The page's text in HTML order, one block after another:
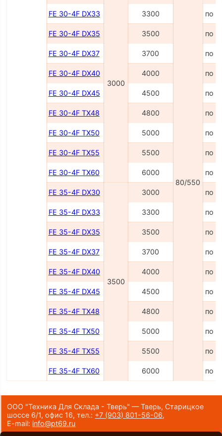
3000
80/550
FE 30-4F DX33 3300 по
FE 30-4F DX35 3500 по
FE 30-4F DX37 3700 по
FE 30-4F DX40 4000 по
FE 30-4F DX45 4500 по
FE 30-4F TX48 4800 по
FE 30-4F TX50 5000 по
FE 30-4F TX55 5500 по
FE 30-4F TX60 6000 по
FE 35-4F DX30
3500
3000 по
FE 35-4F DX33 3300 по
FE 35-4F DX35 3500 по
FE 35-4F DX37 3700 по
FE 35-4F DX40 4000 по
FE 35-4F DX45 4500 по
FE 35-4F TX48 4800 по
FE 35-4F TX50 5000 по
FE 35-4F TX55 5500 по
FE 35-4F TX60 6000 по
ООО "Техника Для Склада - Тверь" — Тверь, Старицкое
шоссе 6/1, офис 16,тел.: +7 (903) 801-56-06,
E-mail: info@pt69.ru